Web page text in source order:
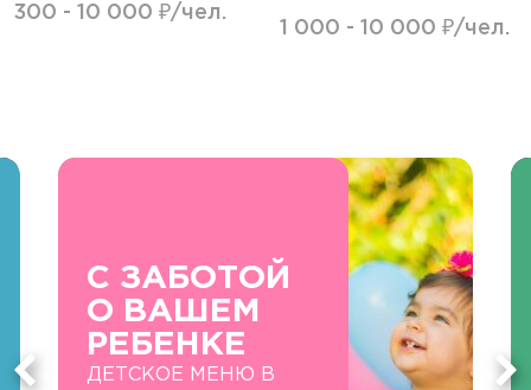
300 - 10 000 ₽/чел.
1 000 - 10 000 ₽/чел.
С ЗАБОТОЙ
О ВАШЕМ
РЕБЕНКЕ
ДЕТСКОЕ МЕНЮ В